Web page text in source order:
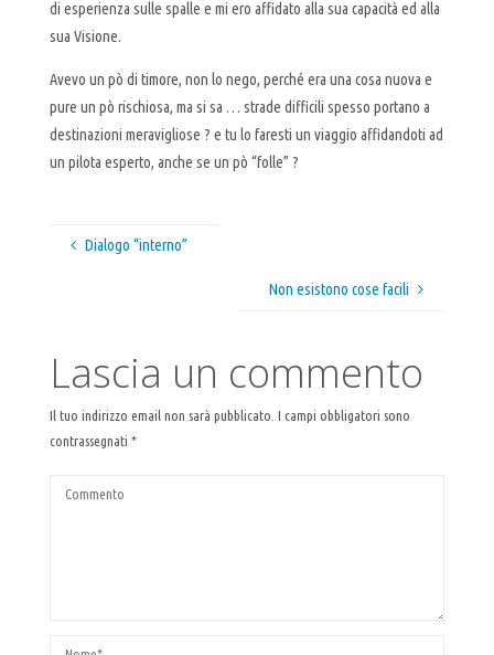
di esperienza sulle spalle e mi ero affidato alla sua capacità ed alla
sua Visione.
Avevo un pò di timore, non lo nego, perché era una cosa nuova e
pure un pò rischiosa, ma si sa … strade difficili spesso portano a
destinazioni meravigliose ? e tu lo faresti un viaggio affidandoti ad
un pilota esperto, anche se un pò “folle” ?
Dialogo “interno”
Non esistono cose facili
Lascia un commento
Il tuo indirizzo email non sarà pubblicato. I campi obbligatori sono
contrassegnati *